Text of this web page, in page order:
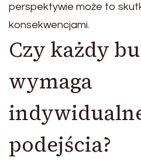
perspektywie może to
konsekwencjami.
Czy każdy
wymaga
podejścia?